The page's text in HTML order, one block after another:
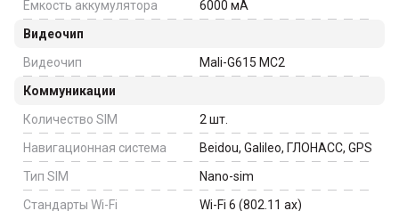
Емкость аккумулятора
6000 мА
Видеочип
Видеочип
Mali-G615 MC2
Коммуникации
Количество SIM
2 шт.
Навигационная система
Beidou, Galileo, ГЛОНАСС, GPS
Тип SIM
Nano-sim
Стандарты Wi-Fi
Wi-Fi 6 (802.11 ax)